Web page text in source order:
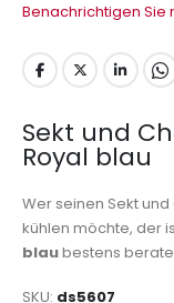
Benachrichtigen Sie
Sekt und
Royal blau
Wer seinen Sekt
kühlen möchte, der
blaubestens
SKU ds5607